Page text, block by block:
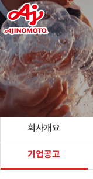
회사개요
기업공고